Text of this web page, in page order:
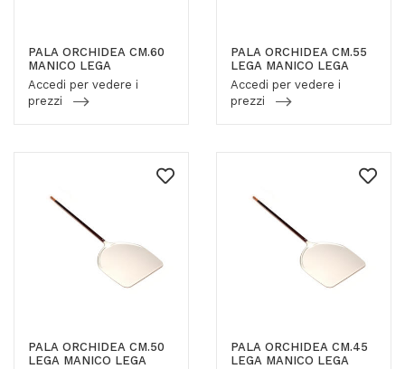
PALA ORCHIDEA CM.60
MANICO LEGA
Accedi per vedere i
prezzi
PALA ORCHIDEA CM.55
LEGA MANICO LEGA
Accedi per vedere i
prezzi
PALA ORCHIDEA CM.50
LEGA MANICO LEGA
PALA ORCHIDEA CM.45
LEGA MANICO LEGA